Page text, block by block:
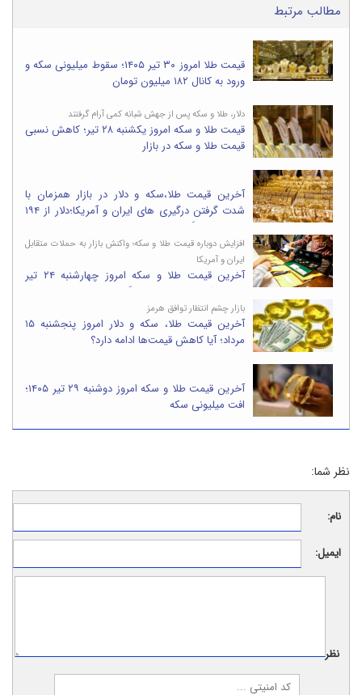
مطالب مرتبط
قیمت طلا امروز ۳۰ تیر ۱۴۰۵؛ سقوط میلیونی سکه و
ورود به کانال ۱۸۲ میلیون تومان
دلار، طلا و سکه پس از جهش شبانه کمی آرام گرفتند
قیمت طلا و سکه امروز یکشنبه ۲۸ تیر؛ کاهش نسبی
قیمت طلا و سکه در بازار
آخرین قیمت طلا،سکه و دلار در بازار همزمان با
شدت گرفتن درگیری های ایران و آمریکا؛دلار از ۱۹۴
هزار تومان گذشت،طلا ۱۹ میلیونی شد
افزایش دوباره قیمت طلا و سکه؛ واکنش بازار به حملات متقابل
ایران و آمریکا
آخرین قیمت طلا و سکه امروز چهارشنبه ۲۴ تیر
بازار چشم انتظار توافق هرمز
آخرین قیمت طلا، سکه و دلار امروز پنجشنبه ۱۵
مرداد؛ آیا کاهش قیمت‌ها ادامه دارد؟
آخرین قیمت طلا و سکه امروز دوشنبه ۲۹ تیر ۱۴۰۵؛
افت میلیونی سکه
نظر شما:
نام:
ایمیل:
نظر: